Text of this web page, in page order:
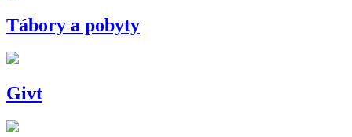
Tábory a pobyty
Givt